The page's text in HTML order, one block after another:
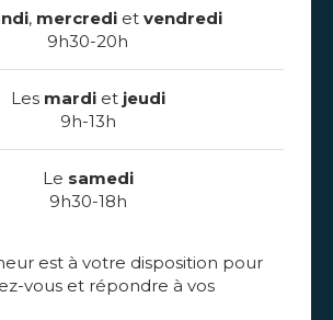
, mercredi et vendredi
9h30-20h
Les mardiet jeudi
9h-13h
Le samedi
9h30-18h
est à votre disposition pour
vous et répondre à vos